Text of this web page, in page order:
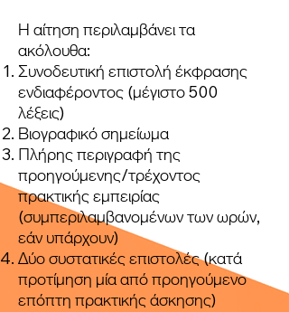
Η αίτηση περιλαμβάνει τα
ακόλουθα:
Συνοδευτική επιστολή έκφρασης
ενδιαφέροντος (μέγιστο 500
λέξεις)
Βιογραφικό σημείωμα
Πλήρης περιγραφή της
προηγούμενης/τρέχοντος
πρακτικής εμπειρίας
(συμπεριλαμβανομένων των ωρών,
εάν υπάρχουν)
Δύο συστατικές επιστολές (κατά
προτίμηση μία από προηγούμενο
επόπτη πρακτικής άσκησης)